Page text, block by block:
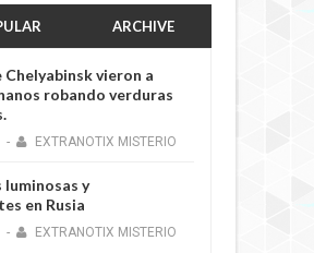
ARCHIVE
Chelyabinsk vieron a
robando verduras
- EXTRANOTIX MISTERIO
luminosas y
en Rusia
- EXTRANOTIX MISTERIO